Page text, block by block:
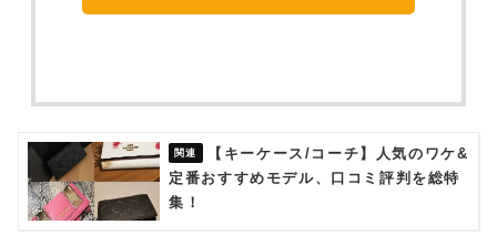
【キーケース/コーチ】人気のワケ&
定番おすすめモデル、口コミ評判を総特
集！